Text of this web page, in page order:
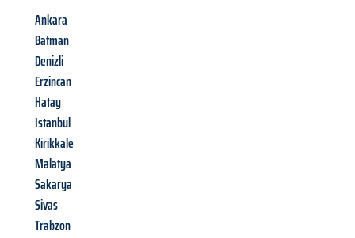
Ankara
Batman
Denizli
Erzincan
Hatay
Istanbul
Kirikkale
Malatya
Sakarya
Sivas
Trabzon